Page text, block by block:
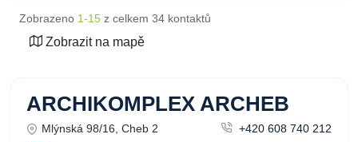
Zobrazeno 1-15 z celkem 34 kontaktů
Zobrazit na mapě
ARCHIKOMPLEX ARCHEB
Mlýnská 98/16, Cheb 2
+420 608 740 212